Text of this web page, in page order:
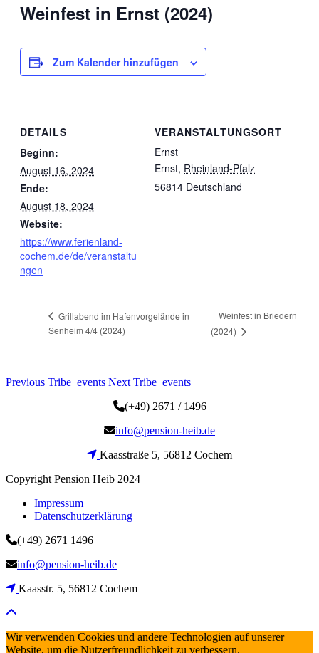
Weinfest in Ernst (2024)
Zum Kalender hinzufügen
DETAILS
Beginn:
August 16, 2024
Ende:
August 18, 2024
Website:
https://www.ferienland-
cochem.de/de/veranstaltu
ngen
VERANSTALTUNGSORT
Ernst
Ernst, Rheinland-Pfalz
56814 Deutschland
Grillabend im Hafenvorgelände in
Senheim 4/4 (2024)
Weinfest in Briedern
(2024)
Previous Tribe_events Next Tribe_events
(+49) 2671 / 1496
info@pension-heib.de
Kaasstraße 5, 56812 Cochem
Copyright Pension Heib 2024
Impressum
Datenschutzerklärung
(+49) 2671 1496
info@pension-heib.de
Kaasstr. 5, 56812 Cochem
Wir verwenden Cookies und andere Technologien auf unserer
Website, um die Nutzerfreundlichkeit zu verbessern.